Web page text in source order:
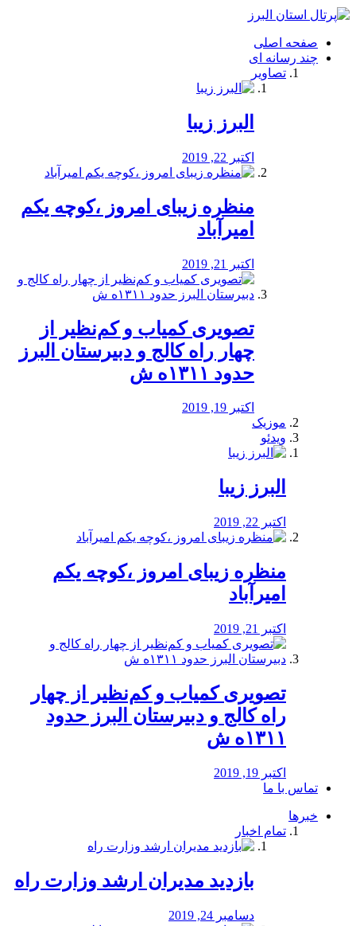
فصد
شرق
تهران
خشکشویی
صفحه اصلی
چند رسانه ای
تصاویر
البرز زیبا
اکتبر 22, 2019
منظره‌‌ زیبای امروز ،کوچه یکم
امیرآباد
اکتبر 21, 2019
️تصویری کمیاب و کم‌نظیر از
چهار راه كالج و دبيرستان البرز
حدود ۱۳۱۱ه ش
اکتبر 19, 2019
موزیک
ویدئو
البرز زیبا
اکتبر 22, 2019
منظره‌‌ زیبای امروز ،کوچه یکم
امیرآباد
اکتبر 21, 2019
️تصویری کمیاب و کم‌نظیر از چهار
راه كالج و دبيرستان البرز حدود
۱۳۱۱ه ش
اکتبر 19, 2019
تماس با ما
خبرها
تمام اخبار
بازدید مدیران ارشد وزارت راه
دسامبر 24, 2019